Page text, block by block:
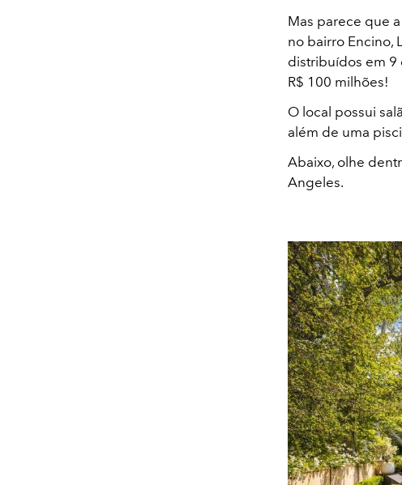
Mas parece que
no bairro Encino,
distribuídos em 9
R$ 100 milhões!
O local possui
além de uma
Abaixo, olhe
Angeles.